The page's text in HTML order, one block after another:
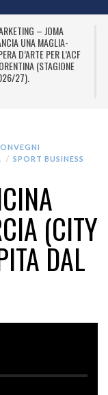
– JOMA
UNA MAGLIA-
D’ARTE PER L’ACF
(STAGIONE
27).
SPORT BUSINESS
(CITY
DAL